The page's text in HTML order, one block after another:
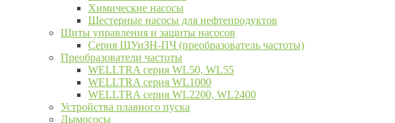
Химические насосы
Шестерные насосы для нефтепродуктов
Щиты управления и защиты насосов
Серия ЩУиЗН-ПЧ (преобразователь частоты)
Преобразователи частоты
WELLTRA cерия WL50, WL55
WELLTRA cерия WL1000
WELLTRA серия WL2200, WL2400
Устройства плавного пуска
Дымососы